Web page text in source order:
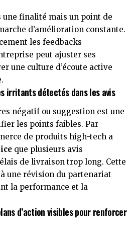
une finalité mais un point de
d’amélioration constante.
les feedbacks
peut ajuster ses
une culture d’écoute active
irritants détectés dans les avis
négatif ou suggestion est une
les points faibles. Par
de produits high-tech a
que plusieurs avis
de livraison trop long. Cette
une révision du partenariat
la performance et la
d’action visibles pour renforcer